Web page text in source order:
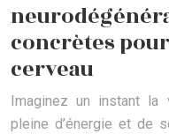
concrètes
cerveau
Imaginez un instant la
pleine d’énergie et de